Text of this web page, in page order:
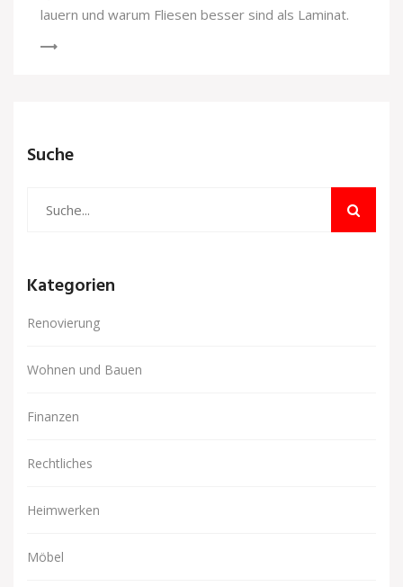
lauern und warum Fliesen besser sind als Laminat.
Suche
Kategorien
Renovierung
Wohnen und Bauen
Finanzen
Rechtliches
Heimwerken
Möbel